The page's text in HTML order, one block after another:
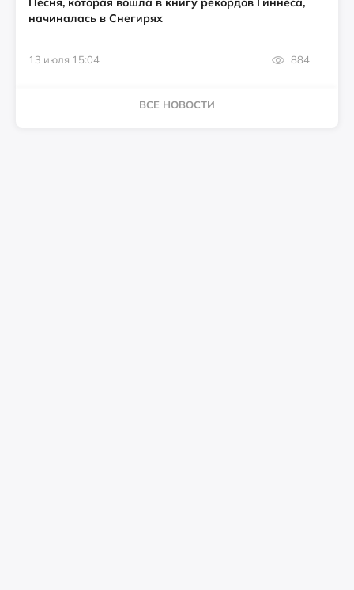
начиналась в Снегирях
13 июля 15:04 884
ВСЕ НОВОСТИ